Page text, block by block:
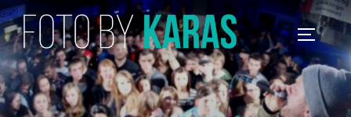
Skip
to
content